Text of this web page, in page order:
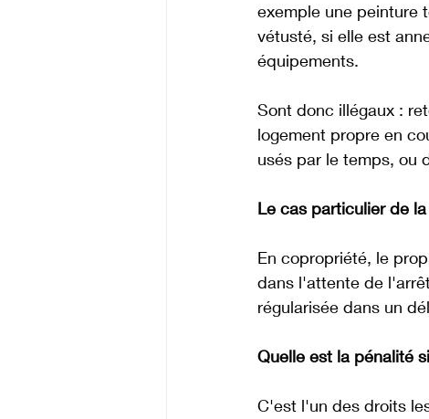
exemple une peinture
vétusté, si elle est
équipements.
Sont donc illégaux :
logement propre en
usés par le temps, ou
Le cas particulier de
En copropriété, le
dans l'attente de
régularisée dans un
Quelle est la pénalité
C'est l'un des droits